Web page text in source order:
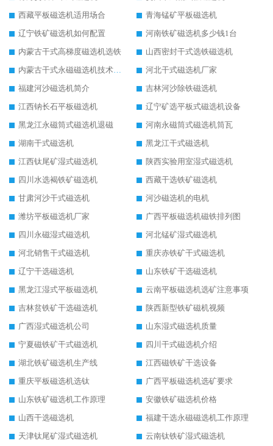
西藏平板磁选机适用场合
青海锰矿平板磁选机
辽宁铁矿磁选机如何配置
河南铁矿磁选机多少钱1台
内蒙古干式高梯度磁选机选铁
山西密封干式选铁磁选机
内蒙古干式永磁磁选机技术要求
河北干式磁选机厂家
福建河沙磁选机简介
吉林河沙除铁磁选机
江西钠长石平板磁选机
辽宁矿选平板式磁选机设备
黑龙江永磁筒式磁选机退磁
河南永磁筒式磁选机筒瓦
湖南干式磁选机
黑龙江干式磁选机
江西钛尾矿湿式磁选机
陕西实验用室湿式磁选机
四川水选褐铁矿磁选机
西藏干选铁矿磁选机
甘肃河沙干式磁选机
河沙磁选机的电机
潍坊平板磁选机厂家
广西平板磁选机磁铁排列图
四川永磁湿式磁选机
河北锰矿湿式磁选机
河北销售干式磁选机
重庆赤铁矿干式磁选机
辽宁干选磁选机
山东铁矿干选磁选机
黑龙江湿式平板磁选机
云南平板磁选机选矿注意事项
吉林贫铁矿干选磁选机
陕西新型铁矿磁机视频
广西湿式磁选机公司
山东湿式磁选机质量
宁夏磁铁矿干式磁选机
四川干式磁选机介绍
湖北铁矿磁选机生产线
江西磁铁矿干选设备
重庆平板磁选机选钛
广西平板磁选机选矿要求
山东铁矿磁选机工作原理
安徽铁矿磁选机价格
山西干选磁选机
福建干选永磁磁选机工作原理
天津钛尾矿湿式磁选机
云南钛铁矿湿式磁选机